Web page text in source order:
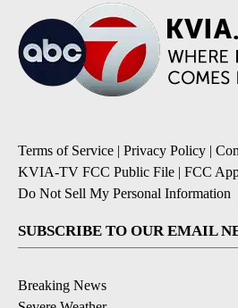
Terms of Service | Privacy Policy |
KVIA-TV FCC Public File | FCC
Do Not Sell My Personal Information
SUBSCRIBE TO OUR EMAIL
Breaking News